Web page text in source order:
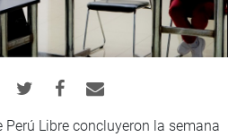
Libre concluyeron la semana